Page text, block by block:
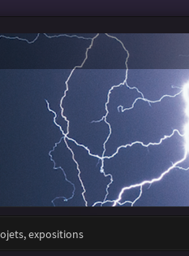
expositions